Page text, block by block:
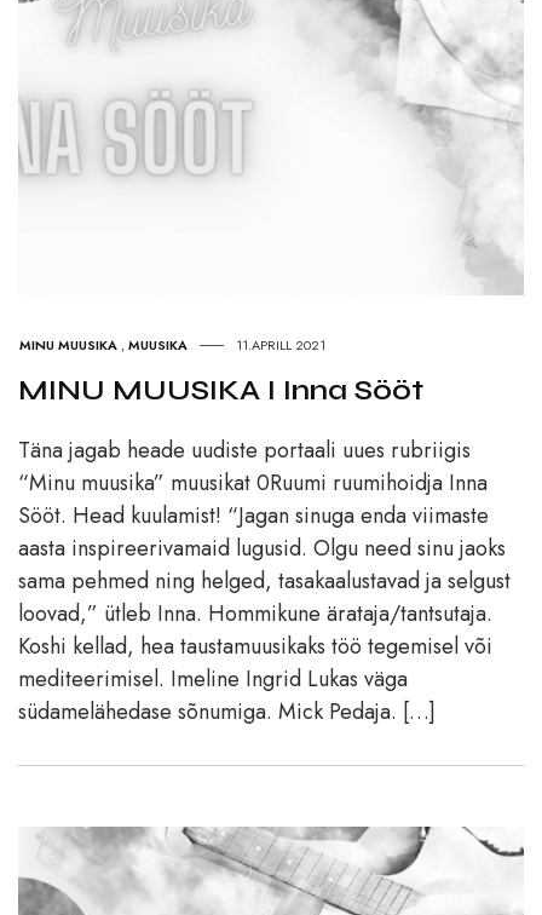
MINU MUUSIKA ,MUUSIKA 11.APRILL 2021
MINU MUUSIKA I Inna Sööt
Täna jagab heade uudiste portaali uues rubriigis
“Minu muusika” muusikat 0Ruumi ruumihoidja Inna
Sööt. Head kuulamist! “Jagan sinuga enda viimaste
aasta inspireerivamaid lugusid. Olgu need sinu jaoks
sama pehmed ning helged, tasakaalustavad ja selgust
loovad,” ütleb Inna. Hommikune ärataja/tantsutaja.
Koshi kellad, hea taustamuusikaks töö tegemisel või
mediteerimisel. Imeline Ingrid Lukas väga
südamelähedase sõnumiga. Mick Pedaja. […]